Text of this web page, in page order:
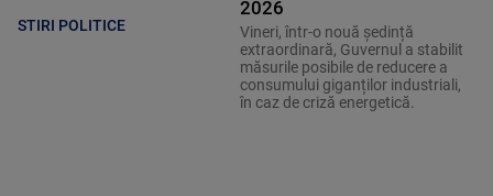
STIRI POLITICE
2026
Vineri, într-o nouă ședință
extraordinară, Guvernul a stabilit
măsurile posibile de reducere a
consumului giganților industriali,
în caz de criză energetică.